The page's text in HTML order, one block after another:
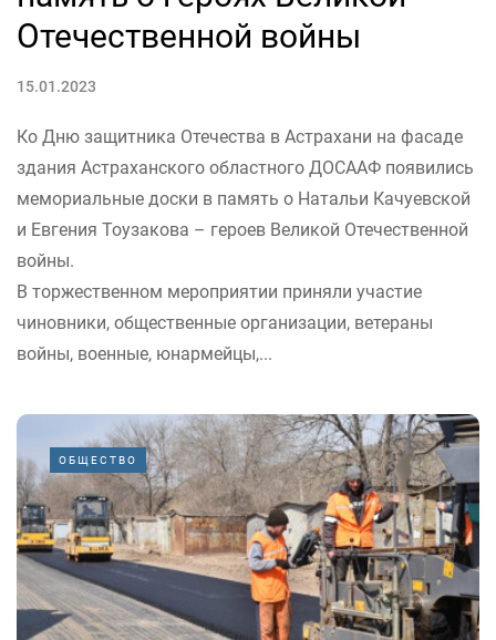
Отечественной войны
15.01.2023
Ко Дню защитника Отечества в Астрахани на фасаде
здания Астраханского областного ДОСААФ появились
мемориальные доски в память о Натальи Качуевской
и Евгения Тоузакова – героев Великой Отечественной
войны.
В торжественном мероприятии приняли участие
чиновники, общественные организации, ветераны
войны, военные, юнармейцы,...
ОБЩЕСТВО